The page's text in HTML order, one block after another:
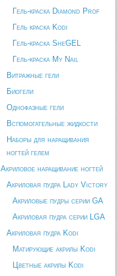
Гель-краска Diamond Prof
Гель краска Kodi
Гель-краска SheGEL
Гель-краска My Nail
Витражные гели
Биогели
Однофазные гели
Вспомогательные жидкости
Наборы для наращивания
ногтей гелем
Акриловое наращивание ногтей
Акриловая пудра Lady Victory
Акриловые пудры серии GA
Акриловая пудра серии LGA
Акриловая пудра Kodi
Матирующие акрилы Kodi
Цветные акрилы Kodi